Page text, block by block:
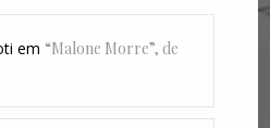
em “Malone Morre”, de